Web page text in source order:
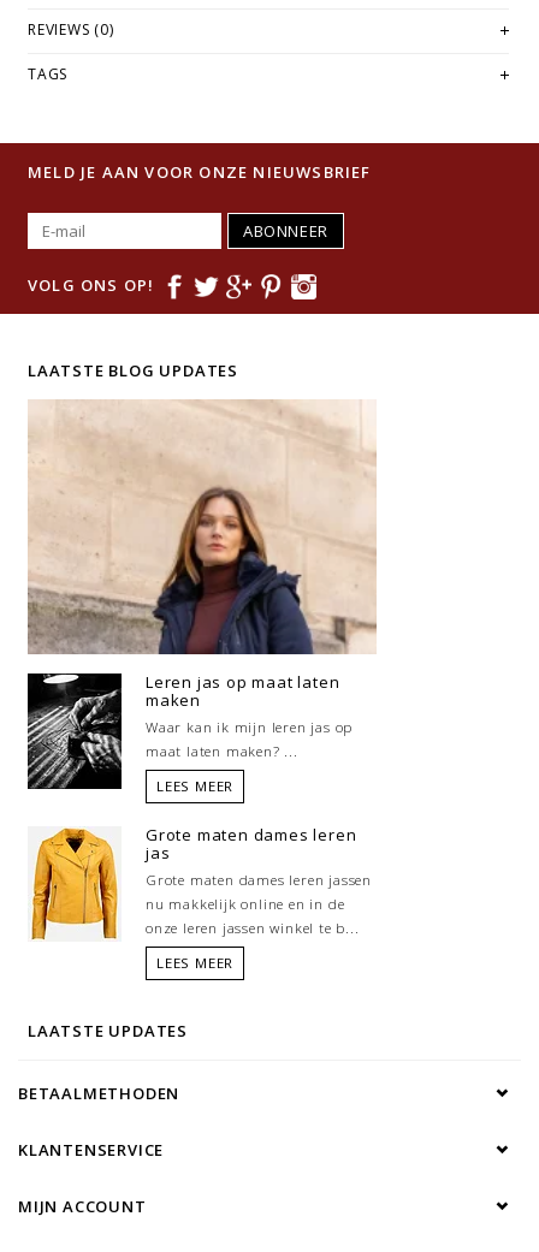
REVIEWS (0)
TAGS
MELD JE AAN VOOR ONZE NIEUWSBRIEF
ABONNEER
VOLG ONS OP!
LAATSTE BLOG UPDATES
Leren jas op maat laten
maken
Waar kan ik mijn leren jas op
maat laten maken? ...
LEES MEER
Grote maten dames leren
jas
Grote maten dames leren jassen
nu makkelijk online en in de
onze leren jassen winkel te b...
LEES MEER
LAATSTE UPDATES
BETAALMETHODEN
KLANTENSERVICE
MIJN ACCOUNT